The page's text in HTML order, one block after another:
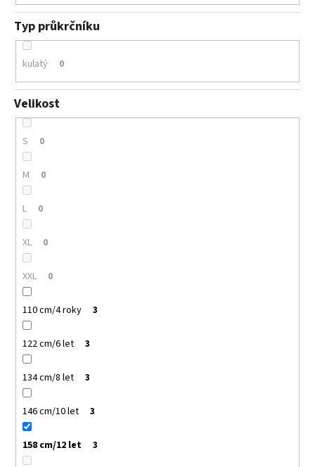
Typ průkrčníku
kulatý 0
Velikost
S 0
M 0
L 0
XL 0
XXL 0
110 cm/4 roky 3
122 cm/6 let 3
134 cm/8 let 3
146 cm/10 let 3
158 cm/12 let 3